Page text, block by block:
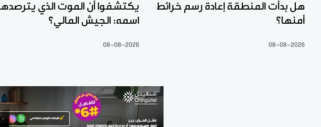
هل بدأت المنطقة إعادة رسم خرائط
أمنها؟
08-08-2026
يكتشفوا أن الموت الذي
اسمه: الجيش المالي؟
08-08-2026